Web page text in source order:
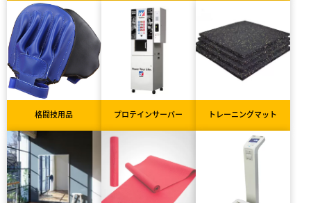
格闘技用品 プロテインサーバー トレーニングマット